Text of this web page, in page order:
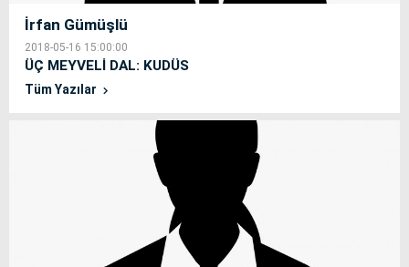
İrfan Gümüşlü
2018-05-16 15:00:00
ÜÇ MEYVELİ DAL: KUDÜS
Tüm Yazılar